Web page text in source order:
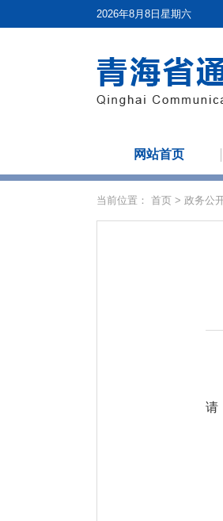
2026年8月8日星期六
网站首页
当前位置： 首页 > 政务公
请